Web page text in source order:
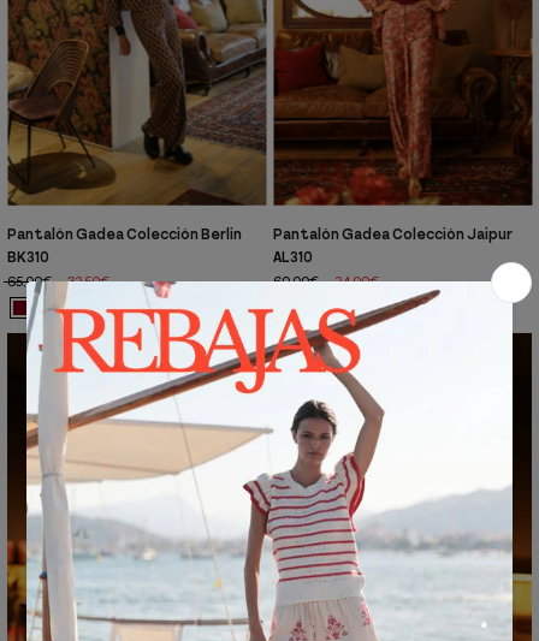
Pantalón Gadea Colección Berlin
BK310
65,00€
32,50€
Pantalón Gadea Colección Jaipur
AL310
60,00€
24,00€